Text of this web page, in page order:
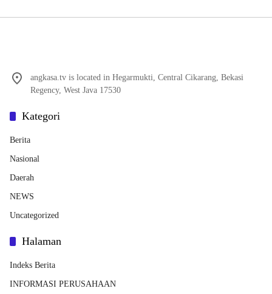
angkasa.tv is located in Hegarmukti, Central Cikarang, Bekasi
Regency, West Java 17530
Kategori
Berita
Nasional
Daerah
NEWS
Uncategorized
Halaman
Indeks Berita
INFORMASI PERUSAHAAN